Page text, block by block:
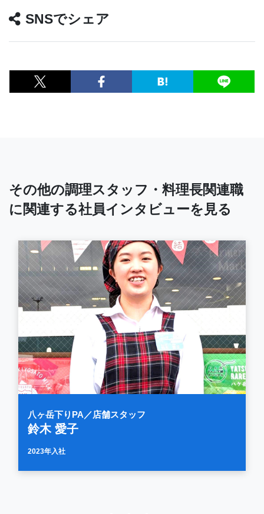
SNSでシェア
その他の調理スタッフ・料理長関連職
に関連する社員インタビューを見る
八ヶ岳下りPA／店舗スタッフ
鈴木 愛子
2023年入社